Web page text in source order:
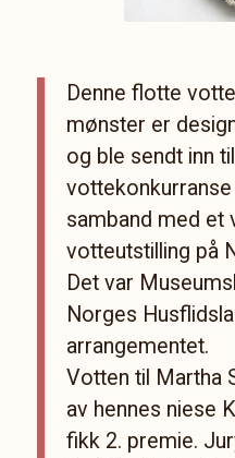
Denne flotte
mønster er
og ble sendt inn
samband med et
votteutstilling på
Det var
Norges
arrangementet.
Votten til Martha
av hennes niese
fikk 2. premie.